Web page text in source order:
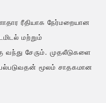
ரீதியாக நேர்மறையான
மற்றும்
சேரும். முதலீடுகளை
மூலம் சாதகமான